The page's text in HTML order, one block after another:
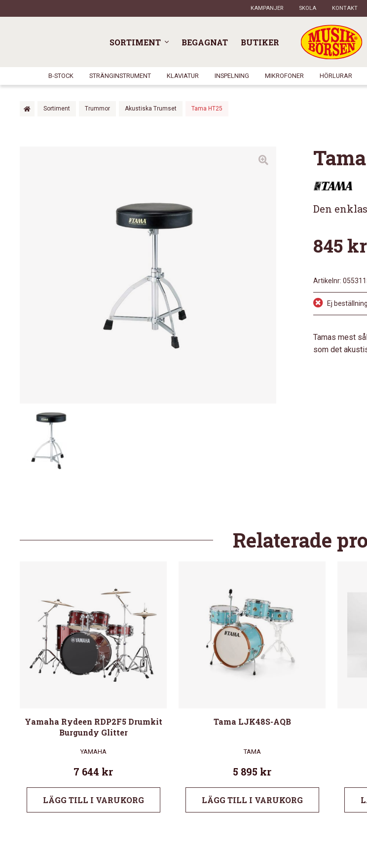
KAMPANJER SKOLA KONTAKT
SORTIMENT BEGAGNAT BUTIKER
B-STOCK STRÄNGINSTRUMENT KLAVIATUR INSPELNING MIKROFONER HÖRLURAR
Sortiment Trummor Akustiska Trumset Tama HT25
Den
845kr
Artikelnr:
Ej
Tamas mest
som det
Relaterade
Yamaha Rydeen RDP2F5 Drumkit
Burgundy Glitter
YAMAHA
7 644 kr
LÄGG TILL I VARUKORG
Tama LJK48S-AQB
TAMA
5 895 kr
LÄGG TILL I VARUKORG